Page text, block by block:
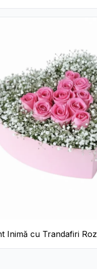
Inimă cu Trandafiri Roz
Albă